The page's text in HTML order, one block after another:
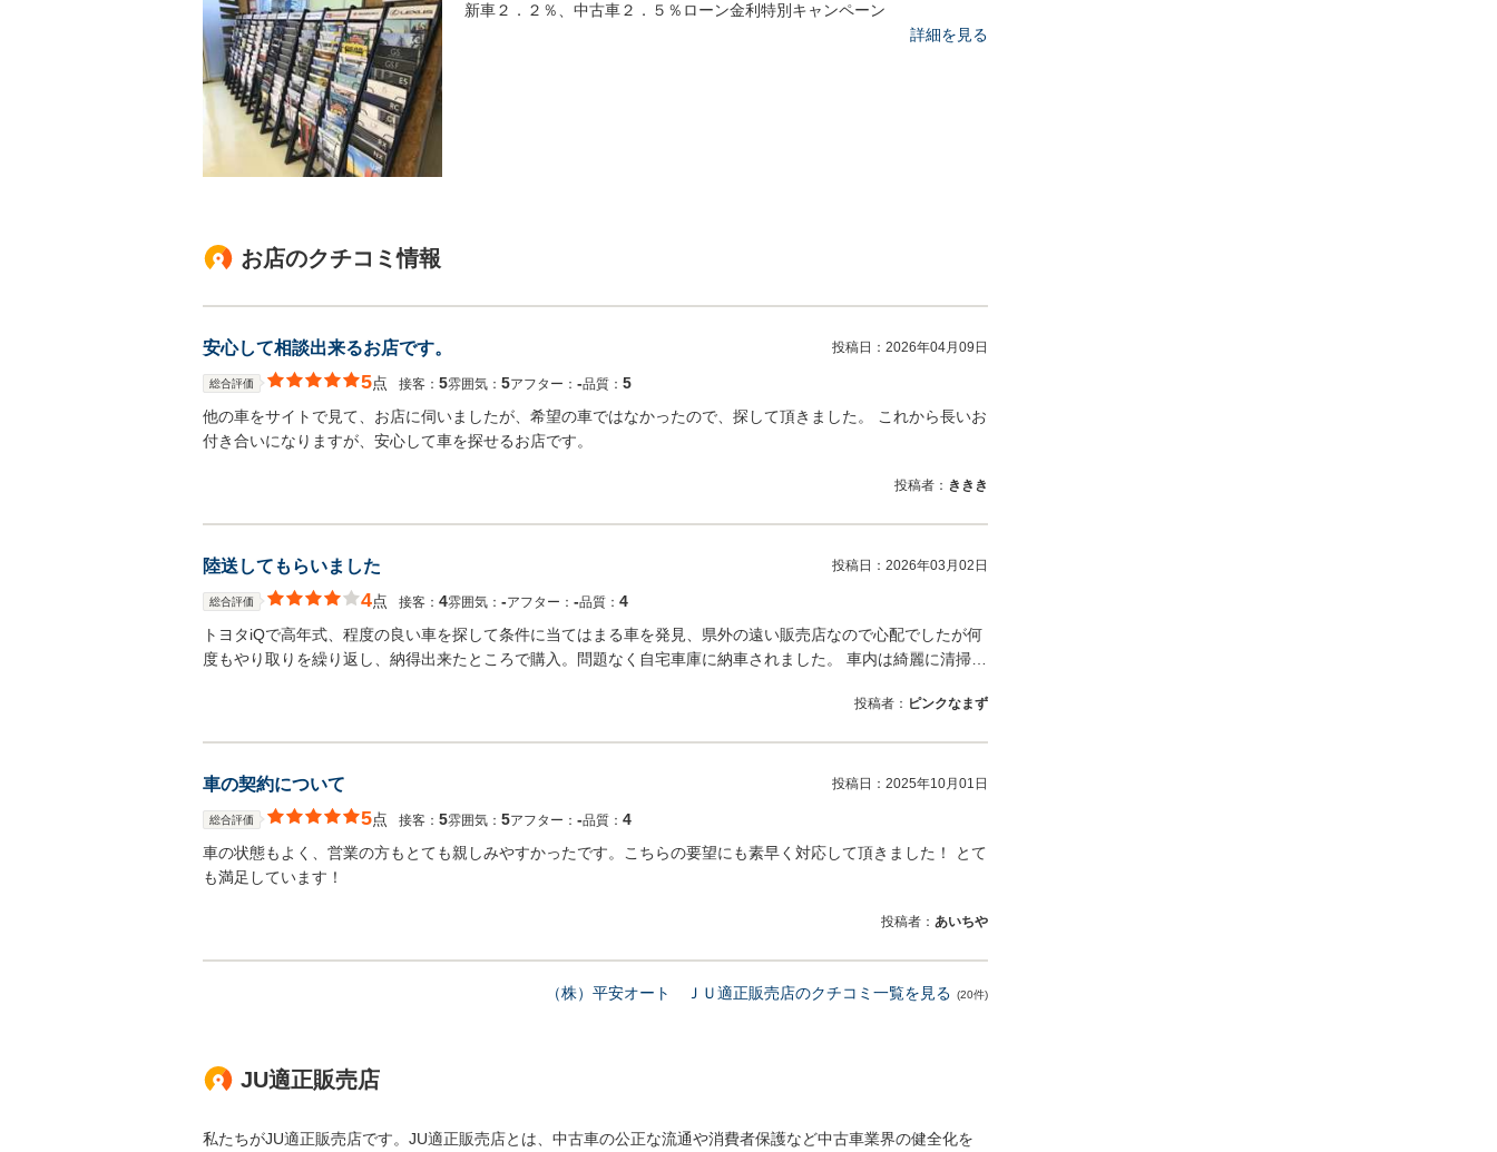
新車２．２％、中古車２．５％ローン金利特別キャンペーン
詳細を見る
お店のクチコミ情報
安心して相談出来るお店です。 投稿日： 2026年04月09日
総合評価 5点 接客： 5雰囲気： 5アフター： ‐品質： 5
他の車をサイトで見て、お店に伺いましたが、希望の車ではなかったので、探して頂きました。 これから長いお
付き合いになりますが、安心して車を探せるお店です。
投稿者： ききき
陸送してもらいました 投稿日： 2026年03月02日
総合評価 4点 接客： 4雰囲気： ‐アフター： ‐品質： 4
トヨタiQで高年式、程度の良い車を探して条件に当てはまる車を発見、県外の遠い販売店なので心配でしたが何
度もやり取りを繰り返し、納得出来たところで購入。問題なく自宅車庫に納車されました。 車内は綺麗に清掃…
投稿者： ピンクなまず
車の契約について 投稿日： 2025年10月01日
総合評価 5点 接客： 5雰囲気： 5アフター： ‐品質： 4
車の状態もよく、営業の方もとても親しみやすかったです。こちらの要望にも素早く対応して頂きました！ とて
も満足しています！
投稿者： あいちや
（株）平安オート ＪＵ適正販売店のクチコミ一覧を見る (20件)
JU適正販売店
私たちがJU適正販売店です。JU適正販売店とは、中古車の公正な流通や消費者保護など中古車業界の健全化を